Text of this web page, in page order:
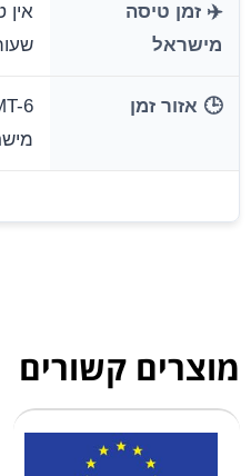
✈️ זמן טיסה
מישראל
🕒 אזור זמן
מוצרים קשורים